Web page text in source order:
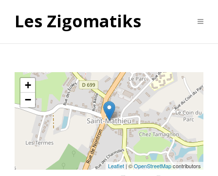
Les Zigomatiks
+
−
Leaflet | ©OpenStreetMapcontributors